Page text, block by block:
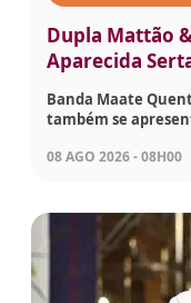
Dupla Mattão
Aparecida
Banda Maate
também se
08 AGO 2026 - 08H00